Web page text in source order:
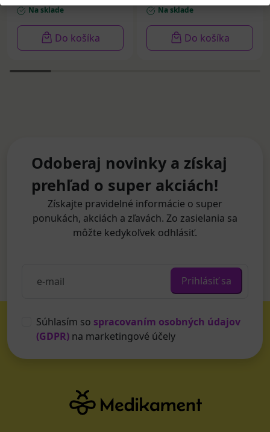
Na sklade
Do košíka
Na sklade
Do košíka
Odoberaj novinky a získaj
prehľad o super akciách!
Získajte pravidelné informácie o super
ponukách, akciách a zľavách. Zo zasielania sa
môžte kedykoľvek odhlásiť.
Prihlásiť sa
Súhlasím so spracovaním osobných údajov
(GDPR) na marketingové účely